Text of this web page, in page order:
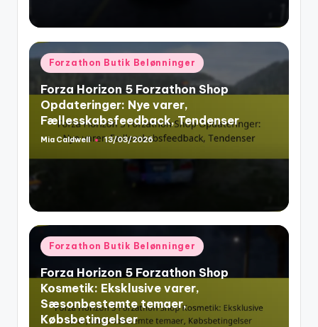
Posted
in
Forzathon Butik Belønninger
Forza Horizon 5 Forzathon Shop
Opdateringer: Nye varer,
Fællesskabsfeedback, Tendenser
Posted
Mia Caldwell 13/03/2026
Posted
in
Forzathon Butik Belønninger
Forza Horizon 5 Forzathon Shop
Kosmetik: Eksklusive varer,
Sæsonbestemte temaer,
Købsbetingelser